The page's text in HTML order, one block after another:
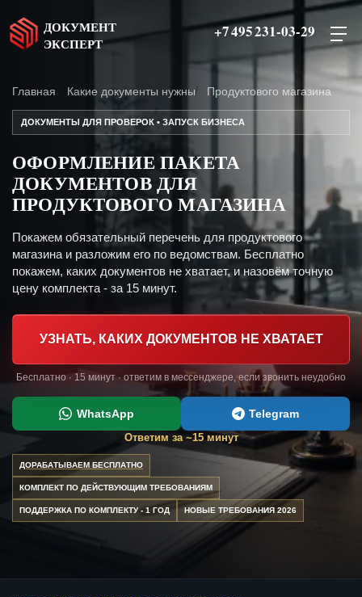
ДОКУМЕНТ
ЭКСПЕРТ
+7 495 231-03-29
Главная Какие документы нужны Продуктового магазина
ДОКУМЕНТЫ ДЛЯ ПРОВЕРОК • ЗАПУСК БИЗНЕСА
ОФОРМЛЕНИЕ ПАКЕТА
ДОКУМЕНТОВ ДЛЯ
ПРОДУКТОВОГО МАГАЗИНА
Покажем обязательный перечень для продуктового
магазина и разложим его по ведомствам. Бесплатно
покажем, каких документов не хватает, и назовём точную
цену комплекта - за 15 минут.
УЗНАТЬ, КАКИХ ДОКУМЕНТОВ НЕ ХВАТАЕТ
Бесплатно · 15 минут · ответим в мессенджере, если звонить неудобно
WhatsApp Telegram
Ответим за ~15 минут
ДОРАБАТЫВАЕМ БЕСПЛАТНО
КОМПЛЕКТ ПО ДЕЙСТВУЮЩИМ ТРЕБОВАНИЯМ
ПОДДЕРЖКА ПО КОМПЛЕКТУ - 1 ГОД НОВЫЕ ТРЕБОВАНИЯ 2026